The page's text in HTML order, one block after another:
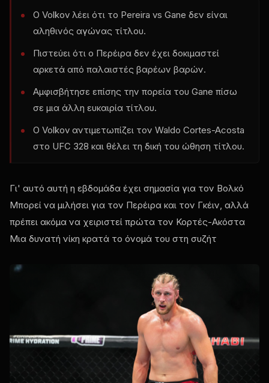
Ο Volkov λέει ότι το Pereira vs Gane δεν είναι
αληθινός αγώνας τίτλου.
Πιστεύει ότι ο Περέιρα δεν έχει δοκιμαστεί
αρκετά από παλαιστές βαρέων βαρών.
Αμφισβήτησε επίσης την πορεία του Gane πίσω
σε μια άλλη ευκαιρία τίτλου.
Ο Volkov αντιμετωπίζει τον Waldo Cortes-Acosta
στο UFC 328 και θέλει τη δική του ώθηση τίτλου.
Γι' αυτό αυτή η εβδομάδα έχει σημασία για τον Βολκό
Μπορεί να μιλήσει για τον Περέιρα και τον Γκέιν, αλλά
πρέπει ακόμα να χειριστεί πρώτα τον Κορτές-Ακόστα
Μια δυνατή νίκη κρατά το όνομά του στη συζήτ